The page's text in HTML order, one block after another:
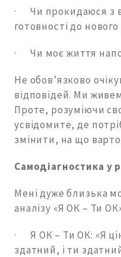
· Чи прокидаюся з
готовності до
· Чи моє життя
Не обов’язково
відповідей. Ми
Проте, розуміючи
усвідомите, де
змінити, на що
Самодіагностика у
Мені дуже близька
аналізу «Я ОК – Ти
· Я ОК – Ти ОК: «Я
здатний, і ти